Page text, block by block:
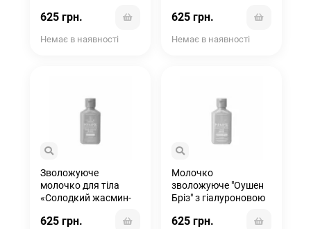
Melon Herbal Body
625 грн.
Немає в наявності
Whipped Body Creme
625 грн.
Немає в наявності
Зволожуюче
молочко для тіла
«Солодкий жасмин-
Sweet Jasmine & Rose
625 грн.
Молочко
зволожуюче "Оушен
Бріз" з гіалуроновою
Breeze Herbal Body
625 грн.